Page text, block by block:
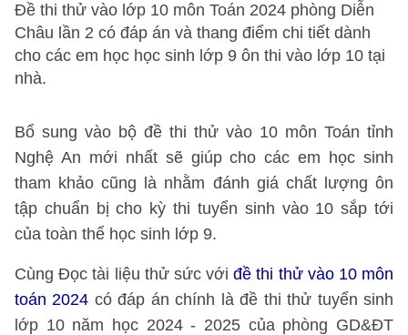
Đề thi thử vào lớp 10 môn Toán 2024 phòng Diễn
Châu lần 2 có đáp án và thang điểm chi tiết dành
cho các em học học sinh lớp 9 ôn thi vào lớp 10 tại
nhà.
Bổ sung vào bộ đề thi thử vào 10 môn Toán tỉnh
Nghệ An mới nhất sẽ giúp cho các em học sinh
tham khảo cũng là nhằm đánh giá chất lượng ôn
tập chuẩn bị cho kỳ thi tuyển sinh vào 10 sắp tới
của toàn thể học sinh lớp 9.
Cùng Đọc tài liệu thử sức vớiđề thi thử vào 10 môn
toán 2024 có đáp án chính là đề thi thử tuyển sinh
lớp 10 năm học 2024 - 2025 của phòng GD&ĐT